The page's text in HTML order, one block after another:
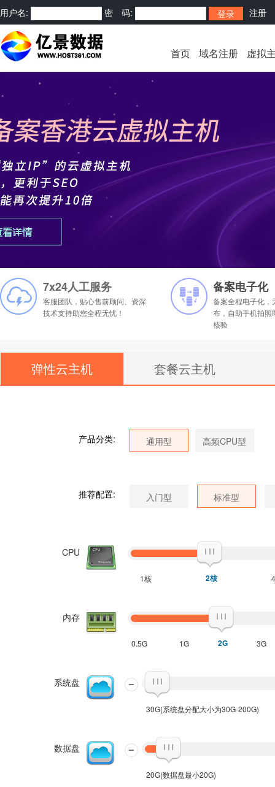
用户名: 密 码: 注册
首页 域名注册 虚拟
7x24人工服务
客服团队，贴心售前顾问、资深
技术支持助您全程无忧！
备案电子化
备案全程电子化，
布，自助手机拍照
核验
弹性云主机 套餐云主机
产品分类:
推荐配置:
CPU
1核 2核
内存
0.5G 1G 2G 3G
系统盘
30G(系统盘分配大小为30G-200G)
数据盘
20G(数据盘最小20G)